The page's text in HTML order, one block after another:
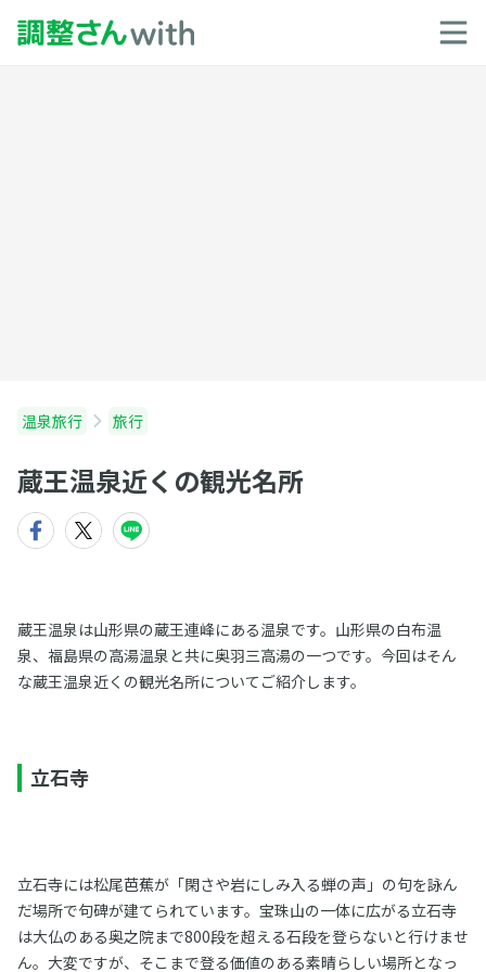
温泉旅行 旅行
蔵王温泉近くの観光名所
蔵王温泉は山形県の蔵王連峰にある温泉です。山形県の白布温
泉、福島県の高湯温泉と共に奥羽三高湯の一つです。今回はそん
な蔵王温泉近くの観光名所についてご紹介します。
立石寺
立石寺には松尾芭蕉が「閑さや岩にしみ入る蝉の声」の句を詠ん
だ場所で句碑が建てられています。宝珠山の一体に広がる立石寺
は大仏のある奥之院まで800段を超える石段を登らないと行けませ
ん。大変ですが、そこまで登る価値のある素晴らしい場所となっ